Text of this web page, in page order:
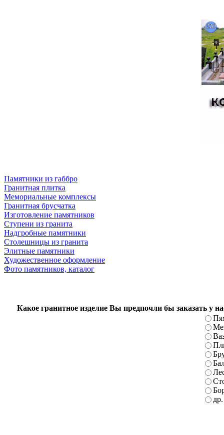
Памятники из габбро
Гранитная плитка
Мемориальные комплексы
Гранитная брусчатка
Изготовление памятников
Ступени из гранита
Надгробные памятники
Столешницы из гранита
Элитные памятники
Художественное оформление
Фото памятников, каталог
Какое гранитное изделие Вы предпочли бы заказать у